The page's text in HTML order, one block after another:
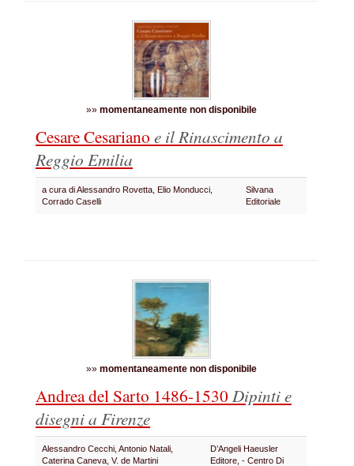
»» momentaneamente non disponibile
Cesare Cesariano e il Rinascimento a
Reggio Emilia
a cura di Alessandro Rovetta, Elio Monducci,
Corrado Caselli
Silvana
Editoriale
»» momentaneamente non disponibile
Andrea del Sarto 1486-1530Dipinti e
disegni a Firenze
Alessandro Cecchi, Antonio Natali,
Caterina Caneva, V. de Martini
D’Angeli Haeusler
Editore, - Centro Di